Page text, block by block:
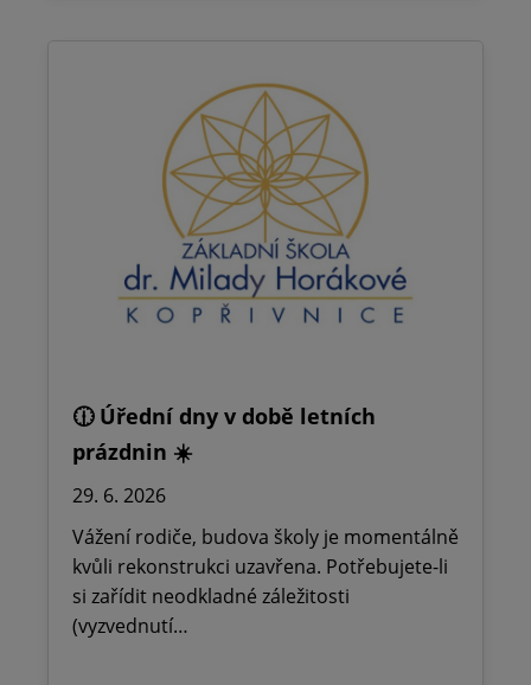
🕧 Úřední dny v době letních
prázdnin ☀️
29. 6. 2026
Vážení rodiče, budova školy je momentálně
kvůli rekonstrukci uzavřena. Potřebujete-li
si zařídit neodkladné záležitosti
(vyzvednutí…